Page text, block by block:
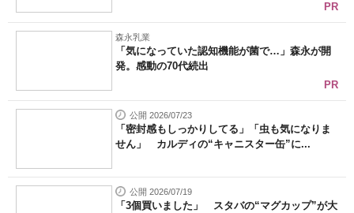
電子設計の基本と応用
エネルギーの専門メディア
建設×テクノロジーの最前線
ちょっと気になるネットの話題
PR
森永乳業
「気になっていた認知機能が菌で…」森永が開
発。感動の70代続出
PR
公開 2026/07/23
「密封感もしっかりしてる」「虫も気になりま
せん」 カルディの“キャニスター缶”に...
公開 2026/07/19
「3個買いました」 スタバの“マグカップ”が大